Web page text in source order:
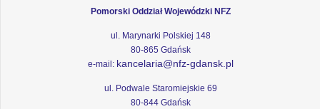
Pomorski Oddział Wojewódzki NFZ
ul. Marynarki Polskiej 148
80-865 Gdańsk
e-mail: kancelaria@nfz-gdansk.pl
ul. Podwale Staromiejskie 69
80-844 Gdańsk